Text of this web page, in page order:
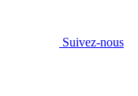
Suivez-nous